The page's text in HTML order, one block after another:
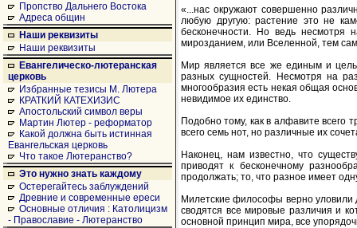
Пропство Дальнего Востока
Адреса общин
Наши реквизиты
Наши реквизиты
Евангелическо-лютеранская
церковь
Избранные тезисы М. Лютера
КРАТКИЙ КАТЕХИЗИС
Апостольский символ веры
Мартин Лютер - реформатор
Какой должна быть истинная
Евангельская церковь
Что такое Лютеранство?
Это нужно знать каждому
Остерегайтесь заблуждений
Древние и современные ереси
Основные отличия : Католицизм
- Православие - Лютеранство
«...нас окружают совершенно
любую другую: растение это не
бесконечности. Но ведь
мирозданием, или Вселенной, тем
Мир является все же единым и
разных сущностей. Несмотря на
многообразия есть некая общая
невидимое их единство.
Подобно тому, как в алфавите всего
всего семь нот, но различные их
Наконец, нам известно, что
приводят к бесконечному
продолжать; то, что разное имеет
Милетские философы верно уловили
сводятся все мировые различия и
основной принцип мира, все